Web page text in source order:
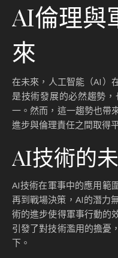
AI倫理與
來
在未來，人工智能（AI）
是技術發展的必然趨勢
一。然而，這一趨勢也帶
進步與倫理責任之間取得
AI技術的
AI技術在軍事中的應用範
再到戰場決策，AI的潛力
術的進步使得軍事行動的
引發了對技術濫用的擔憂
下。